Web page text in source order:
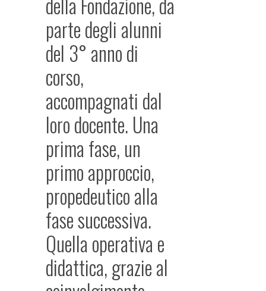
parte degli alunni
del 3° anno di
corso,
accompagnati dal
loro docente. Una
prima fase, un
primo approccio,
propedeutico alla
fase successiva.
Quella operativa e
didattica, grazie al